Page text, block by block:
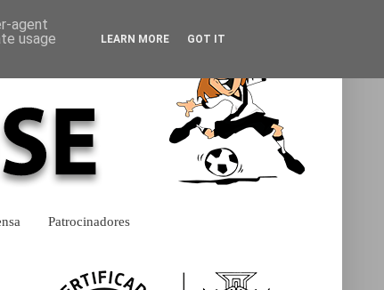
Patrocinadores
agent
usage
LEARN MORE GOT IT